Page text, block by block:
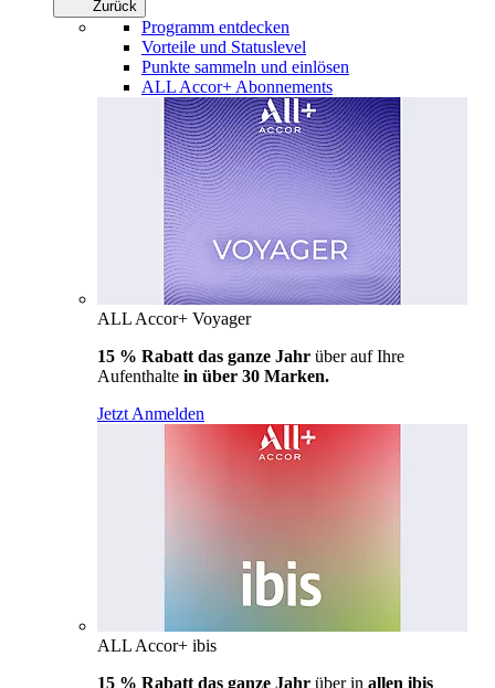
Zurück
Programm entdecken
Vorteile und Statuslevel
Punkte sammeln und einlösen
ALL Accor+ Abonnements
ALL Accor+ Voyager
15 % Rabatt das ganze Jahr über auf Ihre
Aufenthalte in über 30 Marken.
Jetzt Anmelden
ALL Accor+ ibis
15 % Rabatt das ganze Jahr über in allen ibis